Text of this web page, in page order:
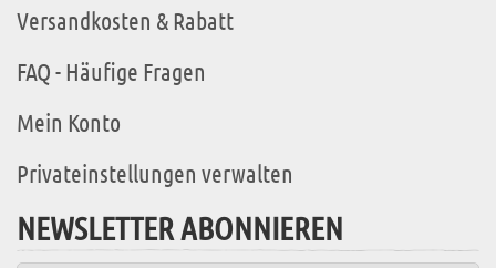
Versandkosten & Rabatt
FAQ - Häufige Fragen
Mein Konto
Privateinstellungen verwalten
NEWSLETTER ABONNIEREN